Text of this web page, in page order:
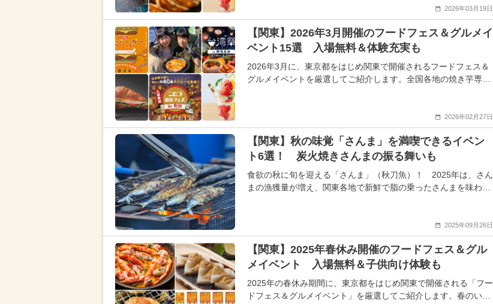
2026年03月19日
【関東】2026年3月開催のフードフェス＆グルメイ
ベント15選 入場無料＆体験充実も
2026年3月に、東京都をはじめ関東で開催されるフードフェス＆
グルメイベントを厳選してご紹介します。全国各地の焼き芋専…
2026年02月27日
【関東】秋の味覚「さんま」を満喫できるイベン
ト6選！ 炭火焼きさんまの振る舞いも
食欲の秋に旬を迎える「さんま」（秋刀魚）！ 2025年は、さん
まの漁獲量が増え、関東各地で新鮮で脂の乗ったさんまを味わ…
2025年09月26日
【関東】2025年春休み開催のフードフェス＆グル
メイベント 入場無料＆子供向け体験も
2025年の春休み期間に、東京都をはじめ関東で開催される「フー
ドフェス＆グルメイベント」を厳選してご紹介します。春のい…